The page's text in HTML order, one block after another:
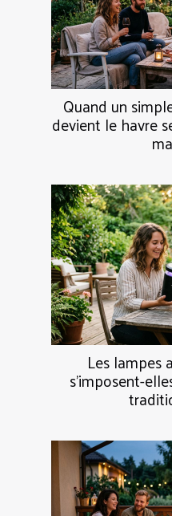
Quand un
devient le havre
Les lampes
s’imposent-